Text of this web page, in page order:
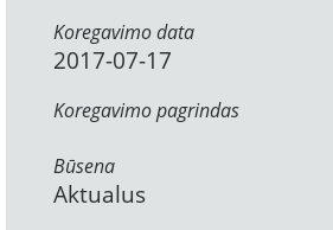
Koregavimo data
2017-07-17
Koregavimo pagrindas
Būsena
Aktualus